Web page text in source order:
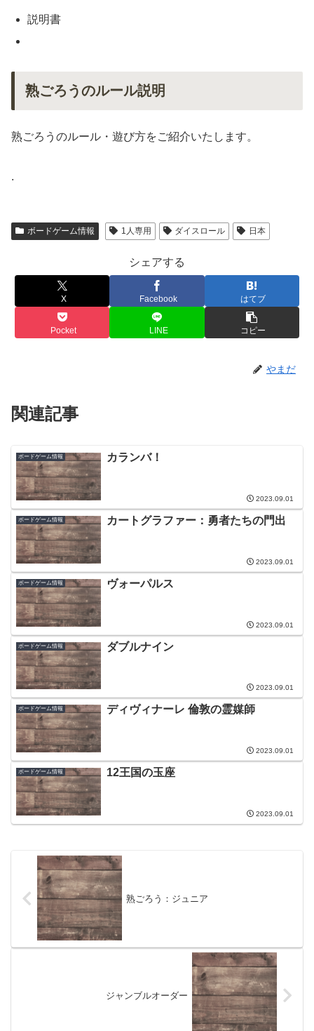
説明書
熟ごろうのルール説明
熟ごろうのルール・遊び方をご紹介いたします。
.
ボードゲーム情報 1人専用 ダイスロール 日本
シェアする
X Facebook はてブ
Pocket LINE コピー
やまだ
関連記事
ボードゲーム情報 カランバ！
2023.09.01
ボードゲーム情報 カートグラファー：勇者たちの門出
2023.09.01
ボードゲーム情報 ヴォーパルス
2023.09.01
ボードゲーム情報 ダブルナイン
2023.09.01
ボードゲーム情報 ディヴィナーレ 倫敦の霊媒師
2023.09.01
ボードゲーム情報 12王国の玉座
2023.09.01
熟ごろう：ジュニア
ジャンブルオーダー